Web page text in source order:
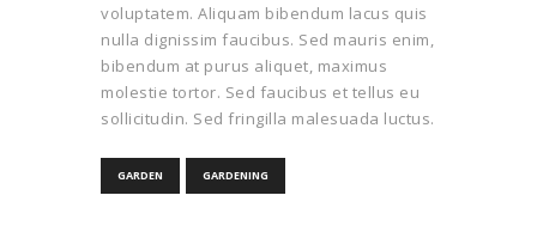
voluptatem. Aliquam bibendum lacus quis
nulla dignissim faucibus. Sed mauris enim,
bibendum at purus aliquet, maximus
molestie tortor. Sed faucibus et tellus eu
sollicitudin. Sed fringilla malesuada luctus.
GARDEN GARDENING